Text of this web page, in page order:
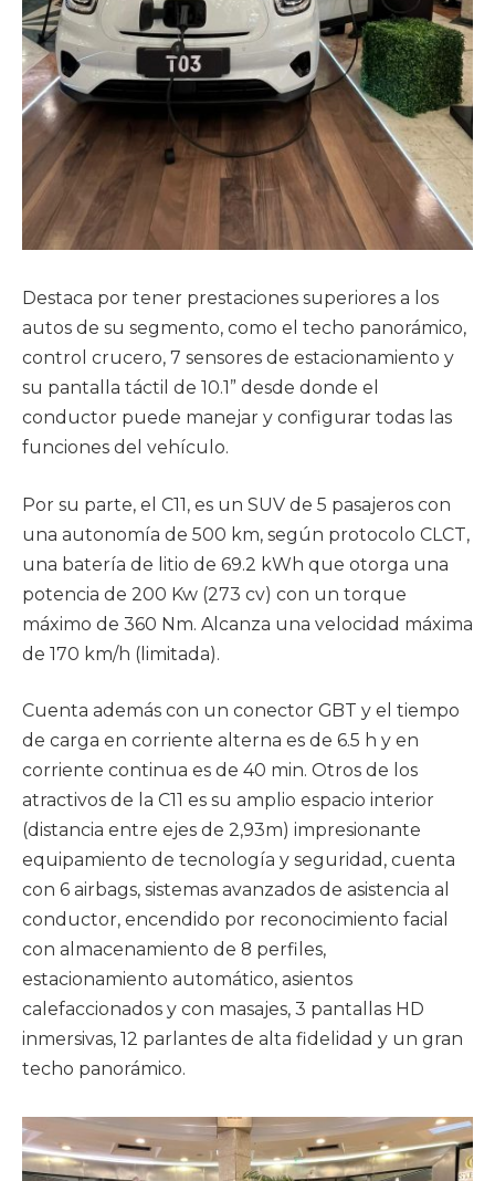
Destaca por tener prestaciones superiores a los
autos de su segmento, como el techo panorámico,
control crucero, 7 sensores de estacionamiento y
su pantalla táctil de 10.1” desde donde el
conductor puede manejar y configurar todas las
funciones del vehículo.
Por su parte, el C11, es un SUV de 5 pasajeros con
una autonomía de 500 km, según protocolo CLCT,
una batería de litio de 69.2 kWh que otorga una
potencia de 200 Kw (273 cv) con un torque
máximo de 360 Nm. Alcanza una velocidad máxima
de 170 km/h (limitada).
Cuenta además con un conector GBT y el tiempo
de carga en corriente alterna es de 6.5 h y en
corriente continua es de 40 min. Otros de los
atractivos de la C11 es su amplio espacio interior
(distancia entre ejes de 2,93m) impresionante
equipamiento de tecnología y seguridad, cuenta
con 6 airbags, sistemas avanzados de asistencia al
conductor, encendido por reconocimiento facial
con almacenamiento de 8 perfiles,
estacionamiento automático, asientos
calefaccionados y con masajes, 3 pantallas HD
inmersivas, 12 parlantes de alta fidelidad y un gran
techo panorámico.